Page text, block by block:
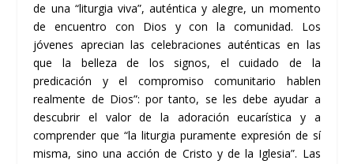
de una “liturgia viva”, auténtica y alegre, un momento
de encuentro con Dios y con la comunidad. Los
jóvenes aprecian las celebraciones auténticas en las
que la belleza de los signos, el cuidado de la
predicación y el compromiso comunitario hablen
realmente de Dios”: por tanto, se les debe ayudar a
descubrir el valor de la adoración eucarística y a
comprender que “la liturgia puramente expresión de sí
misma, sino una acción de Cristo y de la Iglesia”. Las